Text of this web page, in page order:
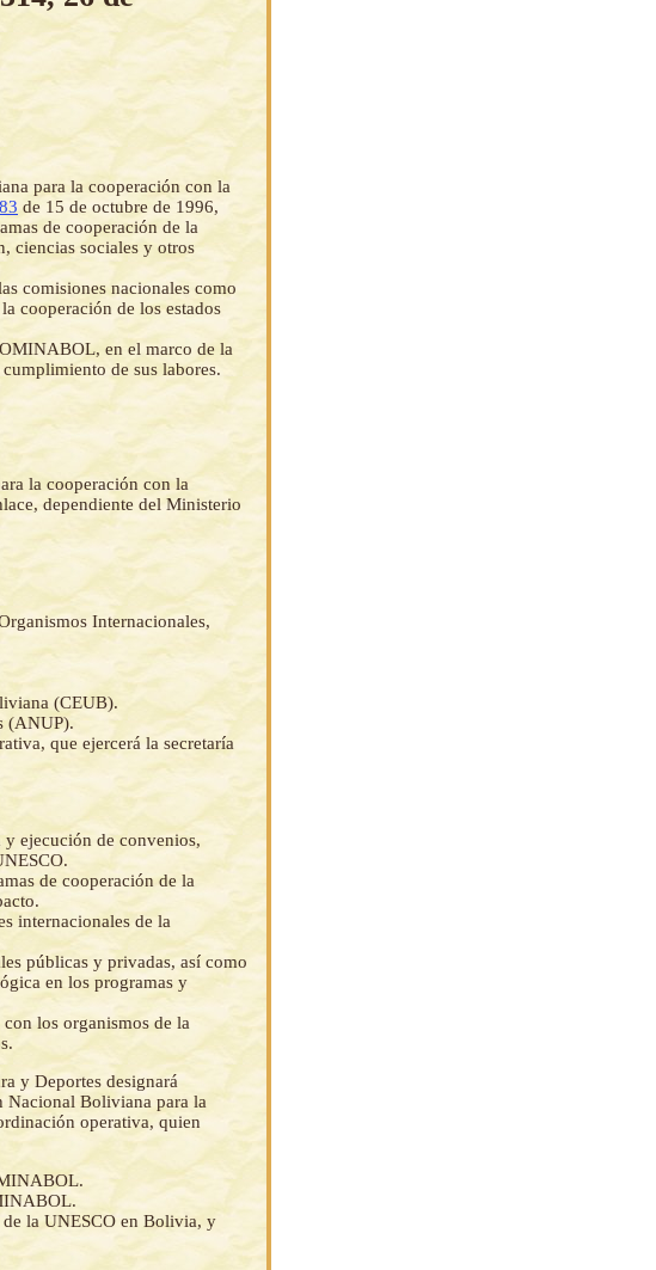
para la cooperación con la
de 15 de octubre de 1996,
de cooperación de la
ciencias sociales y otros
comisiones nacionales como
cooperación de los estados
en el marco de la
de sus labores.
la cooperación con la
dependiente del Ministerio
Internacionales,
(CEUB).
(ANUP).
que ejercerá la secretaría
y ejecución de convenios,
de cooperación de la
internacionales de la
públicas y privadas, así como
en los programas y
los organismos de la
y Deportes designará
Nacional Boliviana para la
operativa, quien
la UNESCO en Bolivia, y